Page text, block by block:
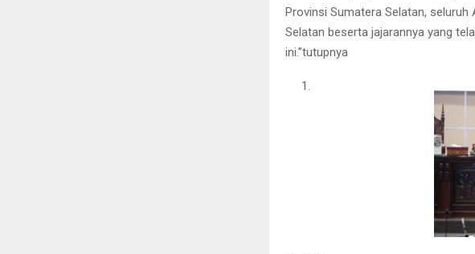
Provinsi Sumatera Selatan,
Selatan beserta jajarannya yang
ini.”tutupnya